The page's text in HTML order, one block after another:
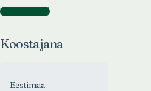
Koostajana )
Koostajana
Eestimaa